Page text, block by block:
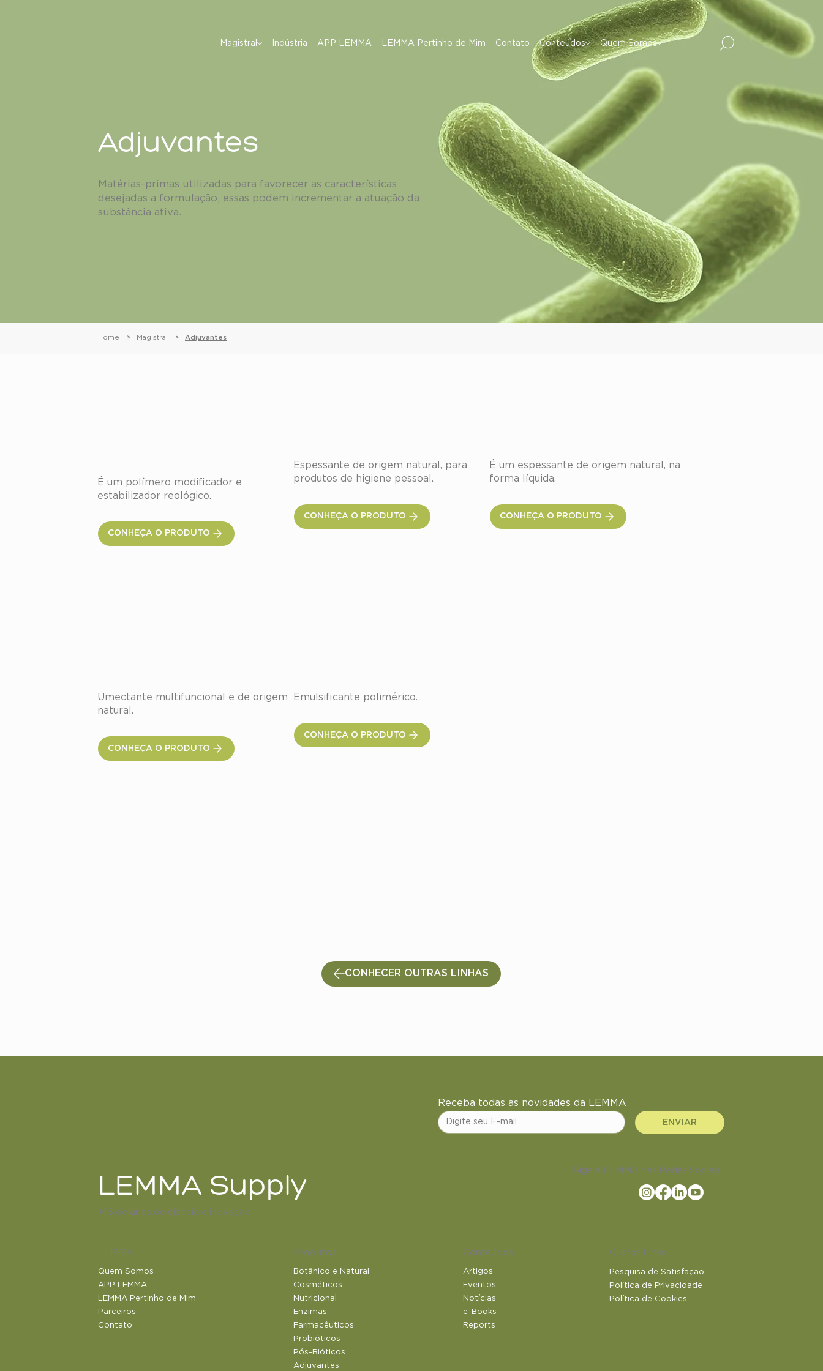
Magistral Indústria APP LEMMA LEMMA Pertinho de Mim Contato Conteúdos Quem Somos
Adjuvantes
Matérias-primas utilizadas para favorecer as características
desejadas a formulação, essas podem incrementar a atuação da
substância ativa.
Home > Magistral > Adjuvantes
É um polímero modificador e
estabilizador reológico.
CONHEÇA O PRODUTO
Espessante de origem natural, para
produtos de higiene pessoal.
CONHEÇA O PRODUTO
É um espessante de origem natural, na
forma líquida.
CONHEÇA O PRODUTO
Umectante multifuncional e de origem
natural.
CONHEÇA O PRODUTO
Emulsificante polimérico.
CONHEÇA O PRODUTO
CONHECER OUTRAS LINHAS
LEMMA Supply
+18 de anos de ciência e inovação
Siga a LEMMA nas Redes Sociais
LEMMA
Quem Somos
APP LEMMA
LEMMA Pertinho de Mim
Parceiros
Contato
Produtos
Botânico e Natural​
Cosméticos
Nutricional
Enzimas
Farmacêuticos
Probióticos
Pós-Bióticos
Adjuvantes
Conteúdos
Artigos
Eventos
Notícias
e-Books
Reports
Outros Links
Pesquisa de Satisfação
Política de Privacidade
Política de Cookies
Receba todas as novidades da LEMMA
ENVIAR